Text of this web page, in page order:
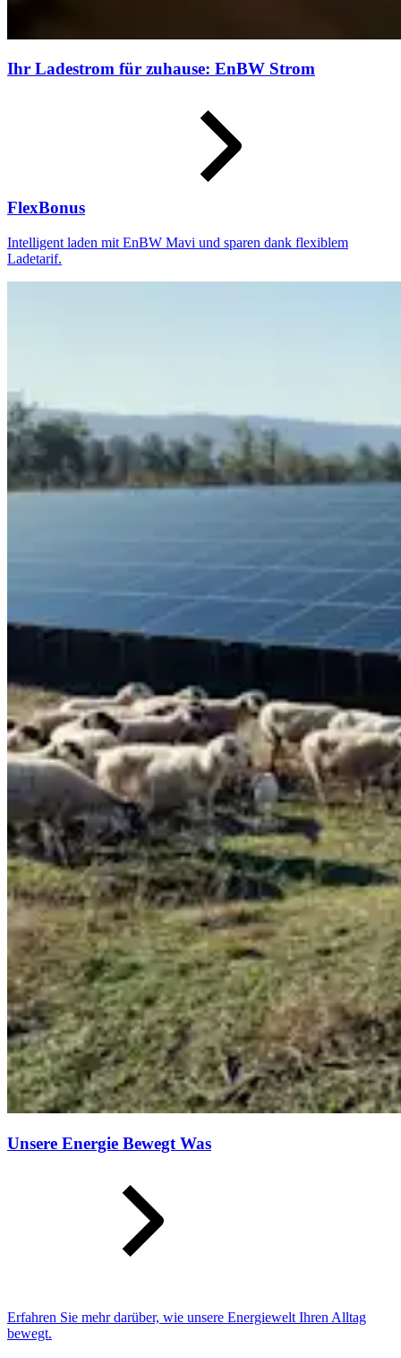
Ihr Ladestrom für zuhause: EnBW Strom
FlexBonus
Intelligent laden mit EnBW Mavi und sparen dank flexiblem
Ladetarif.
Unsere Energie Bewegt Was
Erfahren Sie mehr darüber, wie unsere Energiewelt Ihren Alltag
bewegt.